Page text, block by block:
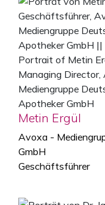
Metin Ergül
Avoxa -
GmbH
Geschäftsführer